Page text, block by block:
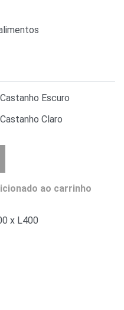
Escuro
Claro
ao carrinho
x L400